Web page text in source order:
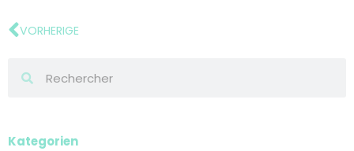
VORHERIGE
Kategorien